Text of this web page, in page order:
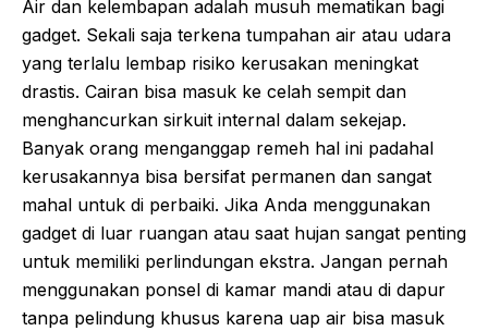
Air dan kelembapan adalah musuh mematikan bagi
gadget. Sekali saja terkena tumpahan air atau udara
yang terlalu lembap risiko kerusakan meningkat
drastis. Cairan bisa masuk ke celah sempit dan
menghancurkan sirkuit internal dalam sekejap.
Banyak orang menganggap remeh hal ini padahal
kerusakannya bisa bersifat permanen dan sangat
mahal untuk di perbaiki. Jika Anda menggunakan
gadget di luar ruangan atau saat hujan sangat penting
untuk memiliki perlindungan ekstra. Jangan pernah
menggunakan ponsel di kamar mandi atau di dapur
tanpa pelindung khusus karena uap air bisa masuk